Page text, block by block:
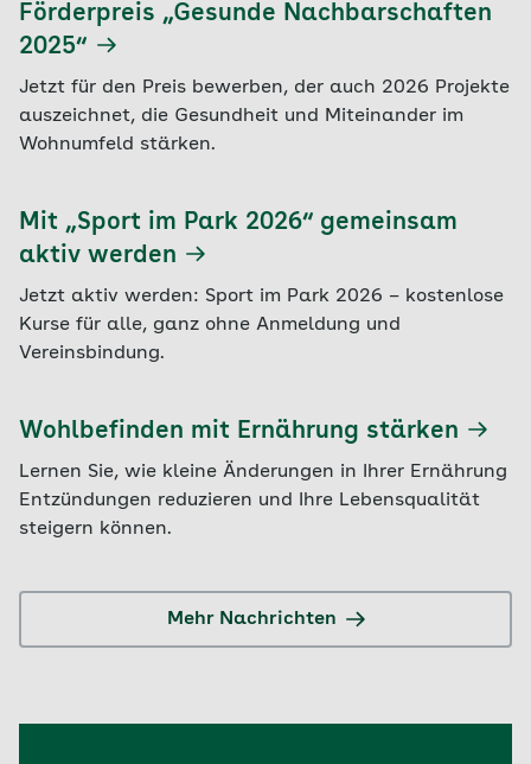
Förderpreis „Gesunde Nachbarschaften
2025“
Jetzt für den Preis bewerben, der auch 2026 Projekte
auszeichnet, die Gesundheit und Miteinander im
Wohnumfeld stärken.
Mit „Sport im Park 2026“ gemeinsam
aktiv werden
Jetzt aktiv werden: Sport im Park 2026 – kostenlose
Kurse für alle, ganz ohne Anmeldung und
Vereinsbindung.
Wohlbefinden mit Ernährung stärken
Lernen Sie, wie kleine Änderungen in Ihrer Ernährung
Entzündungen reduzieren und Ihre Lebensqualität
steigern können.
Mehr Nachrichten